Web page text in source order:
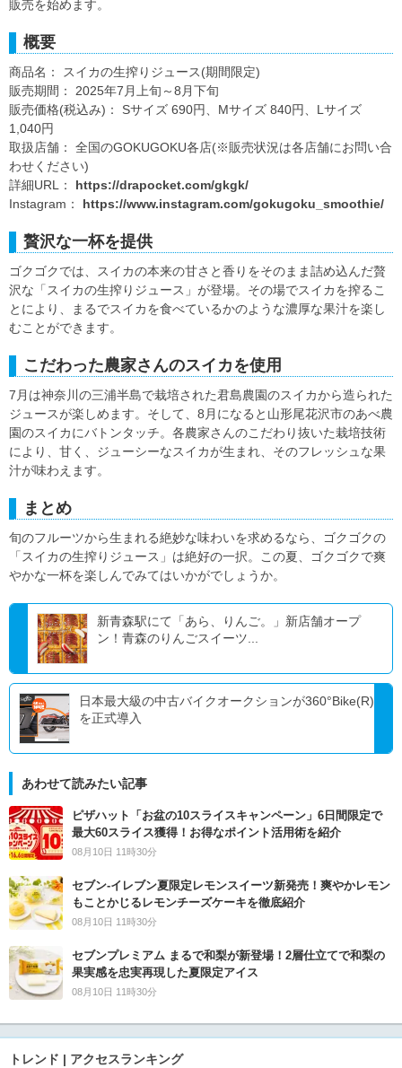
販売を始めます。
概要
商品名： スイカの生搾りジュース(期間限定)
販売期間： 2025年7月上旬～8月下旬
販売価格(税込み)： Sサイズ 690円、Mサイズ 840円、Lサイズ
1,040円
取扱店舗： 全国のGOKUGOKU各店(※販売状況は各店舗にお問い合
わせください)
詳細URL： https://drapocket.com/gkgk/
Instagram： https://www.instagram.com/gokugoku_smoothie/
贅沢な一杯を提供
ゴクゴクでは、スイカの本来の甘さと香りをそのまま詰め込んだ贅
沢な「スイカの生搾りジュース」が登場。その場でスイカを搾るこ
とにより、まるでスイカを食べているかのような濃厚な果汁を楽し
むことができます。
こだわった農家さんのスイカを使用
7月は神奈川の三浦半島で栽培された君島農園のスイカから造られた
ジュースが楽しめます。そして、8月になると山形尾花沢市のあべ農
園のスイカにバトンタッチ。各農家さんのこだわり抜いた栽培技術
により、甘く、ジューシーなスイカが生まれ、そのフレッシュな果
汁が味わえます。
まとめ
旬のフルーツから生まれる絶妙な味わいを求めるなら、ゴクゴクの
「スイカの生搾りジュース」は絶好の一択。この夏、ゴクゴクで爽
やかな一杯を楽しんでみてはいかがでしょうか。
新青森駅にて「あら、りんご。」新店舗オープ
ン！青森のりんごスイーツ...
日本最大級の中古バイクオークションが360°Bike(R)
を正式導入
あわせて読みたい記事
ピザハット「お盆の10スライスキャンペーン」6日間限定で
最大60スライス獲得！お得なポイント活用術を紹介
08月10日 11時30分
セブン‐イレブン夏限定レモンスイーツ新発売！爽やかレモン
もことかじるレモンチーズケーキを徹底紹介
08月10日 11時30分
セブンプレミアム まるで和梨が新登場！2層仕立てで和梨の
果実感を忠実再現した夏限定アイス
08月10日 11時30分
トレンド | アクセスランキング